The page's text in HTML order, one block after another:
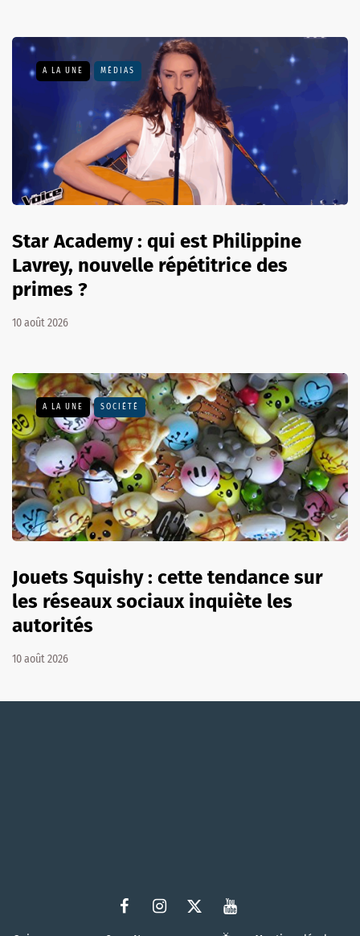
A LA UNE MÉDIAS
Star Academy : qui est Philippine
Lavrey, nouvelle répétitrice des
primes ?
10 août 2026
A LA UNE SOCIÉTÉ
Jouets Squishy : cette tendance sur
les réseaux sociaux inquiète les
autorités
10 août 2026